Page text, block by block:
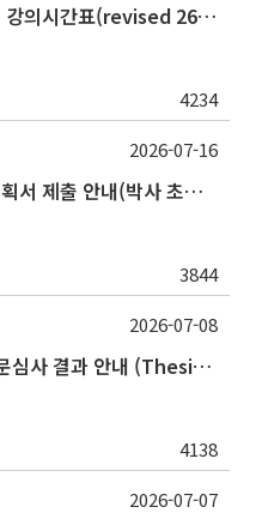
2026학년도 2학기 보건대학원 강의시간표(revised 260803)(2026 2nd SEMESTER SNU GSPH TIMETABLE)
4234
2026학년도 2학기 논문작성계획서 제출 안내(박사 초심 일정 포함)_Thesis Proposal
3844
2026-07-16
2026학년도 1학기 석·박사 논문심사 결과 안내 (Thesis Defense Result)
4138
2026-07-08
2026-07-07